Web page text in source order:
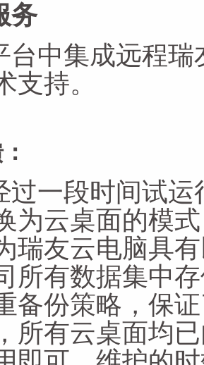
务
台中集成远程
支持。
过一段时间试
为云桌面的模
瑞友云电脑具
所有数据集中
备份策略，保
所有云桌面均